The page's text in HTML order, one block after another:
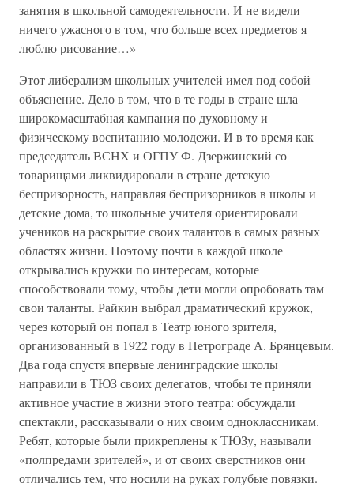
занятия в школьной самодеятельности. И не видели
ничего ужасного в том, что больше всех предметов я
люблю рисование…»
Этот либерализм школьных учителей имел под собой
объяснение. Дело в том, что в те годы в стране шла
широкомасштабная кампания по духовному и
физическому воспитанию молодежи. И в то время как
председатель ВСНХ и ОГПУ Ф. Дзержинский со
товарищами ликвидировали в стране детскую
беспризорность, направляя беспризорников в школы и
детские дома, то школьные учителя ориентировали
учеников на раскрытие своих талантов в самых разных
областях жизни. Поэтому почти в каждой школе
открывались кружки по интересам, которые
способствовали тому, чтобы дети могли опробовать там
свои таланты. Райкин выбрал драматический кружок,
через который он попал в Театр юного зрителя,
организованный в 1922 году в Петрограде А. Брянцевым.
Два года спустя впервые ленинградские школы
направили в ТЮЗ своих делегатов, чтобы те приняли
активное участие в жизни этого театра: обсуждали
спектакли, рассказывали о них своим одноклассникам.
Ребят, которые были прикреплены к ТЮЗу, называли
«полпредами зрителей», и от своих сверстников они
отличались тем, что носили на руках голубые повязки.